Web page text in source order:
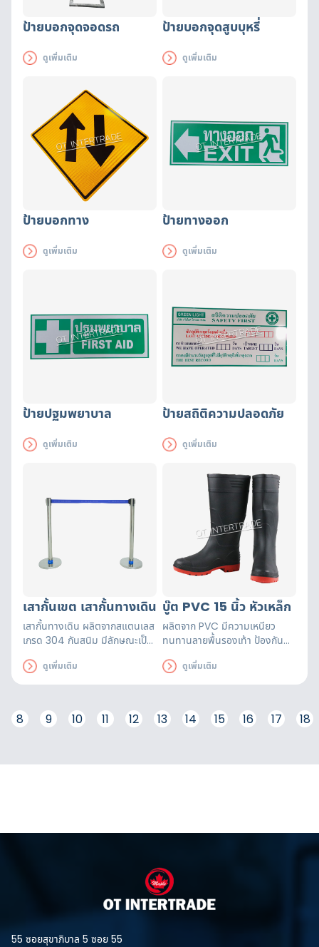
ป้ายบอกจุดจอดรถ
ดูเพิ่มเติม
ป้ายบอกจุดสูบบุหรี่
ดูเพิ่มเติม
ป้ายบอกทาง
ดูเพิ่มเติม
ป้ายทางออก
ดูเพิ่มเติม
ป้ายปฐมพยาบาล
ดูเพิ่มเติม
ป้ายสถิติความปลอดภัย
ดูเพิ่มเติม
เสากั้นเขต เสากั้นทางเดิน
เสากั้นทางเดิน ผลิตจากสแตนเลส
เกรด 304 กันสนิม มีลักษณะเป็น
สามารถยืดความยาวได้ระหว่างถึง
180 ซม. พร้อมแถบสะท้อนแสง
ดูเพิ่มเติม
บู๊ต PVC 15 นิ้ว หัวเหล็ก
ผลิตจาก PVC มีความเหนียว
ทนทานลายพื้นรองเท้า ป้องกัน
ก่อสร้าง งานฟาร์มปศุสัตว์ งานทำ
เรือประมง ตลาดค้าขายปลา
ดูเพิ่มเติม
8 9 10 11 12 13 14 15 16 17 18
55 ซอยสุขาภิบาล 5 ซอย 55